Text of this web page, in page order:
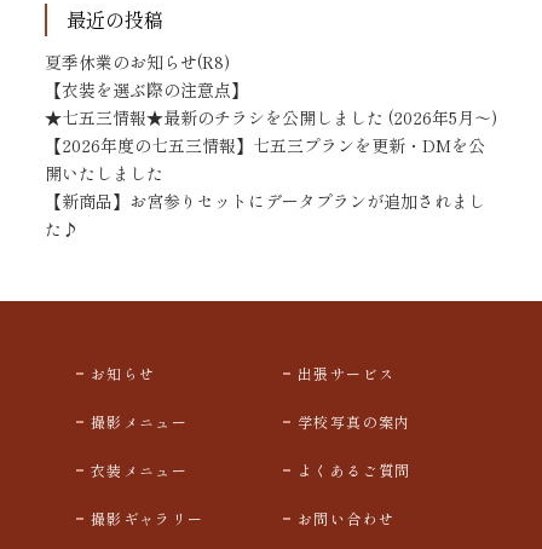
最近の投稿
夏季休業のお知らせ(R8)
【衣装を選ぶ際の注意点】
★七五三情報★最新のチラシを公開しました (2026年5月～)
【2026年度の七五三情報】七五三プランを更新・DMを公
開いたしました
【新商品】お宮参りセットにデータプランが追加されまし
た♪
お知らせ 出張サービス
撮影メニュー 学校写真の案内
衣装メニュー よくあるご質問
撮影ギャラリー お問い合わせ